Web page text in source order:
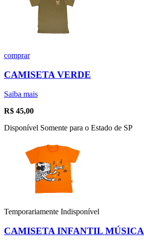
comprar
CAMISETA VERDE
Saiba mais
R$ 45,00
Disponível Somente para o Estado de SP
Temporariamente Indisponível
CAMISETA INFANTIL MÚSICA